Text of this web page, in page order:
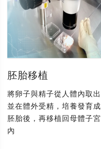
胚胎移植
將卵子與精子從人體內取出
並在體外受精，培養發育成
胚胎後，再移植回母體子宮
內